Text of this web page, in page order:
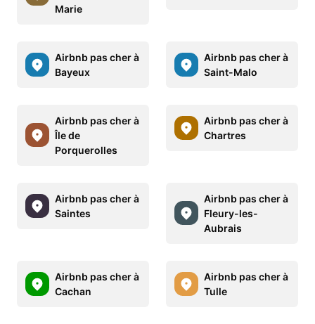
Marie
Airbnb pas cher à
Bayeux
Airbnb pas cher à
Saint-Malo
Airbnb pas cher à
Île de
Porquerolles
Airbnb pas cher à
Chartres
Airbnb pas cher à
Saintes
Airbnb pas cher à
Fleury-les-
Aubrais
Airbnb pas cher à
Cachan
Airbnb pas cher à
Tulle